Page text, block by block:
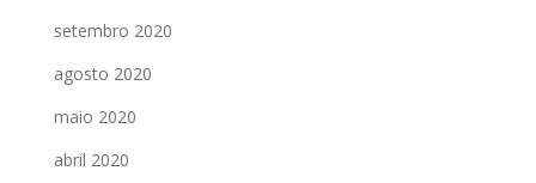
setembro 2020
agosto 2020
maio 2020
abril 2020